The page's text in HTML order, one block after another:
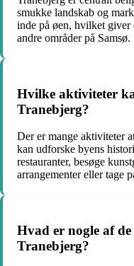
smukke landskab og
inde på øen, hvilket giver
andre områder på Samsø.
Hvilke aktiviteter
Tranebjerg?
Der er mange aktiviteter
kan udforske byens
restauranter, besøge
arrangementer eller tage
Hvad er nogle af
Tranebjerg?